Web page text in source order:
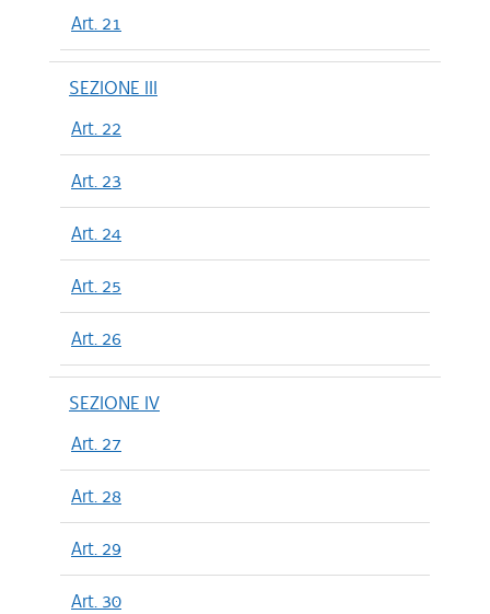
Art. 21
SEZIONE III
Art. 22
Art. 23
Art. 24
Art. 25
Art. 26
SEZIONE IV
Art. 27
Art. 28
Art. 29
Art. 30